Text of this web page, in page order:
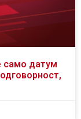
само датум